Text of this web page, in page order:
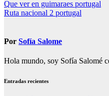
Navegación
de
Que ver en guimaraes portugal
Ruta nacional 2 portugal
Por Sofía Salome
Hola mundo, soy Sofía Salomé
Entradas recientes